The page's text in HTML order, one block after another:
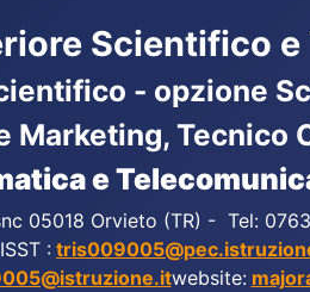
Scientifico
- opzione
Tecnico
e
05018 Orvieto (TR) - Tel:
:
website: